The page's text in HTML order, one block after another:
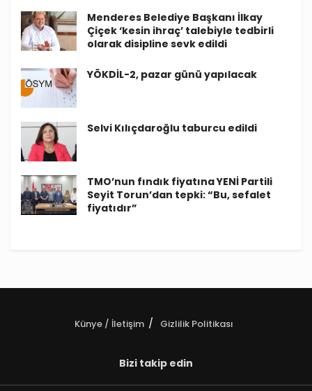
Menderes Belediye Başkanı İlkay
Çiçek ‘kesin ihraç’ talebiyle tedbirli
olarak disipline sevk edildi
YÖKDİL-2, pazar günü yapılacak
Selvi Kılıçdaroğlu taburcu edildi
TMO’nun fındık fiyatına YENİ Partili
Seyit Torun’dan tepki: “Bu, sefalet
fiyatıdır”
Künye / İletişim Gizlilik Politikası
Bizi takip edin